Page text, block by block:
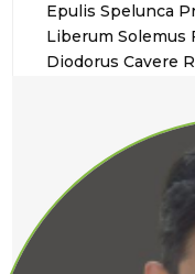
Epulis Spelunca
Liberum Solemus
Diodorus Cavere